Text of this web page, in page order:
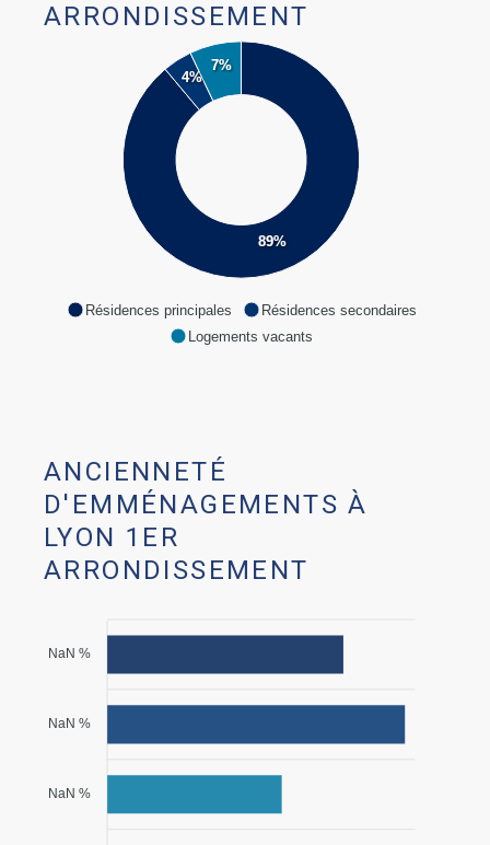
ARRONDISSEMENT
89%
4%
7%
Résidences principales
Résidences secondaires
Logements vacants
ANCIENNETÉ
D'EMMÉNAGEMENTS À
LYON 1ER
ARRONDISSEMENT
NaN %
NaN %
NaN %